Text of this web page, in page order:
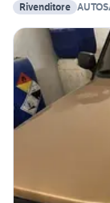
Rivenditore